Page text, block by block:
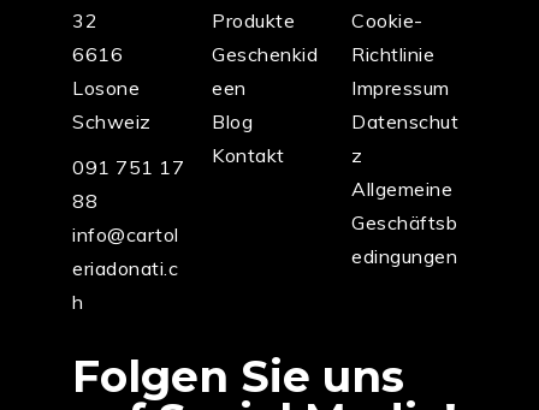
32
6616
Losone
Schweiz
091 751 17
88
info@cartol
eriadonati.c
h
Produkte
Geschenkid
een
Blog
Kontakt
Cookie-
Richtlinie
Impressum
Datenschut
z
Allgemeine
Geschäftsb
edingungen
Folgen Sie uns